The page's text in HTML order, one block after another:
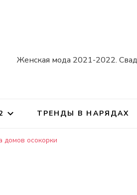
Женская мода 2021-2022.
ТРЕНДЫ В НАРЯДАХ
домов осокорки